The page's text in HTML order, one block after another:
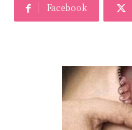
Facebook